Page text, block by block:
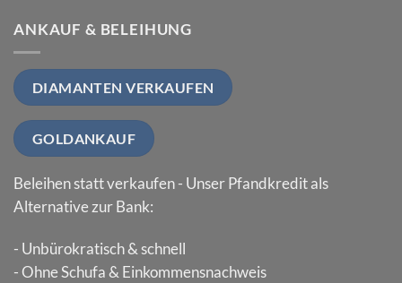
ANKAUF & BELEIHUNG
DIAMANTEN VERKAUFEN
GOLDANKAUF
Beleihen statt verkaufen - Unser Pfandkredit als
Alternative zur Bank:
- Unbürokratisch & schnell
- Ohne Schufa & Einkommensnachweis